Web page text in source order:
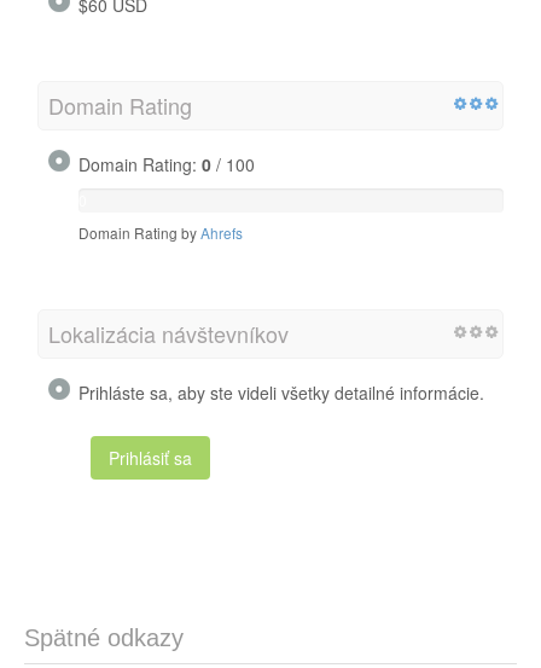
Domain Rating
Domain Rating: 0 / 100
/Domain Rating byAhrefs
Lokalizácia návštevníkov
Prihláste sa, aby ste videli všetky detailné informácie.
Prihlásiť sa
Spätné odkazy